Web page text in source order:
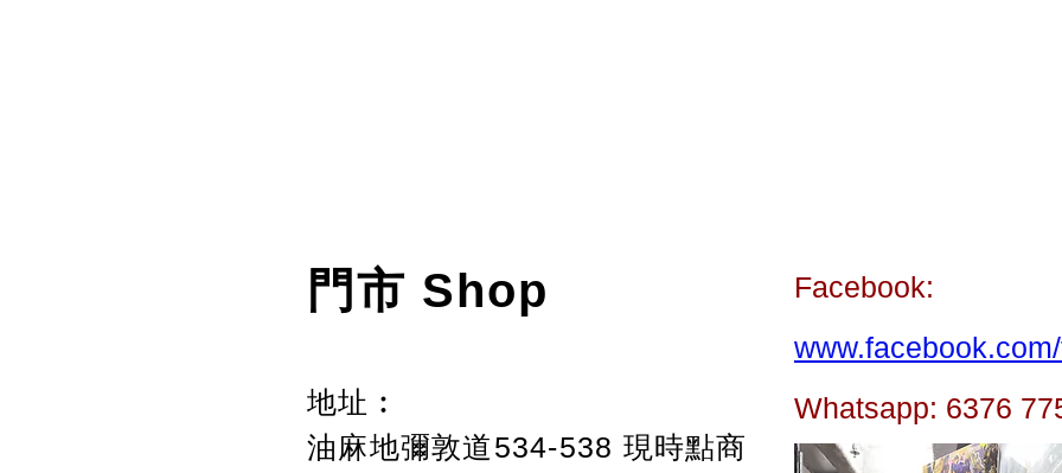
門市 Shop
地址︰
油麻地彌敦道534-538 現時點商
Facebook:
Whatsapp: 6376